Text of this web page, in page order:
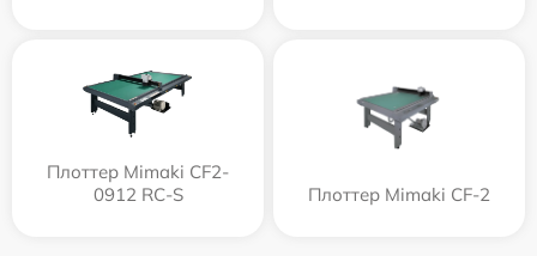
Плоттер Mimaki CF2-
0912 RC-S
Плоттер Mimaki CF-2